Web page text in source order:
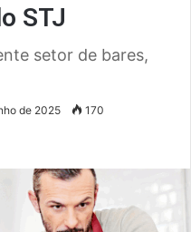
STJ
setor de bares,
de 2025 170